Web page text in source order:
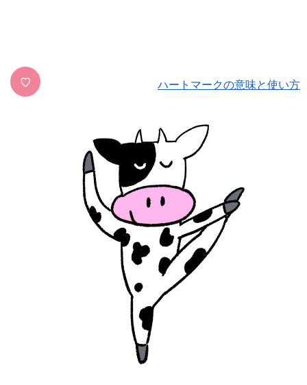
♡ ハートマークの意味と使い方